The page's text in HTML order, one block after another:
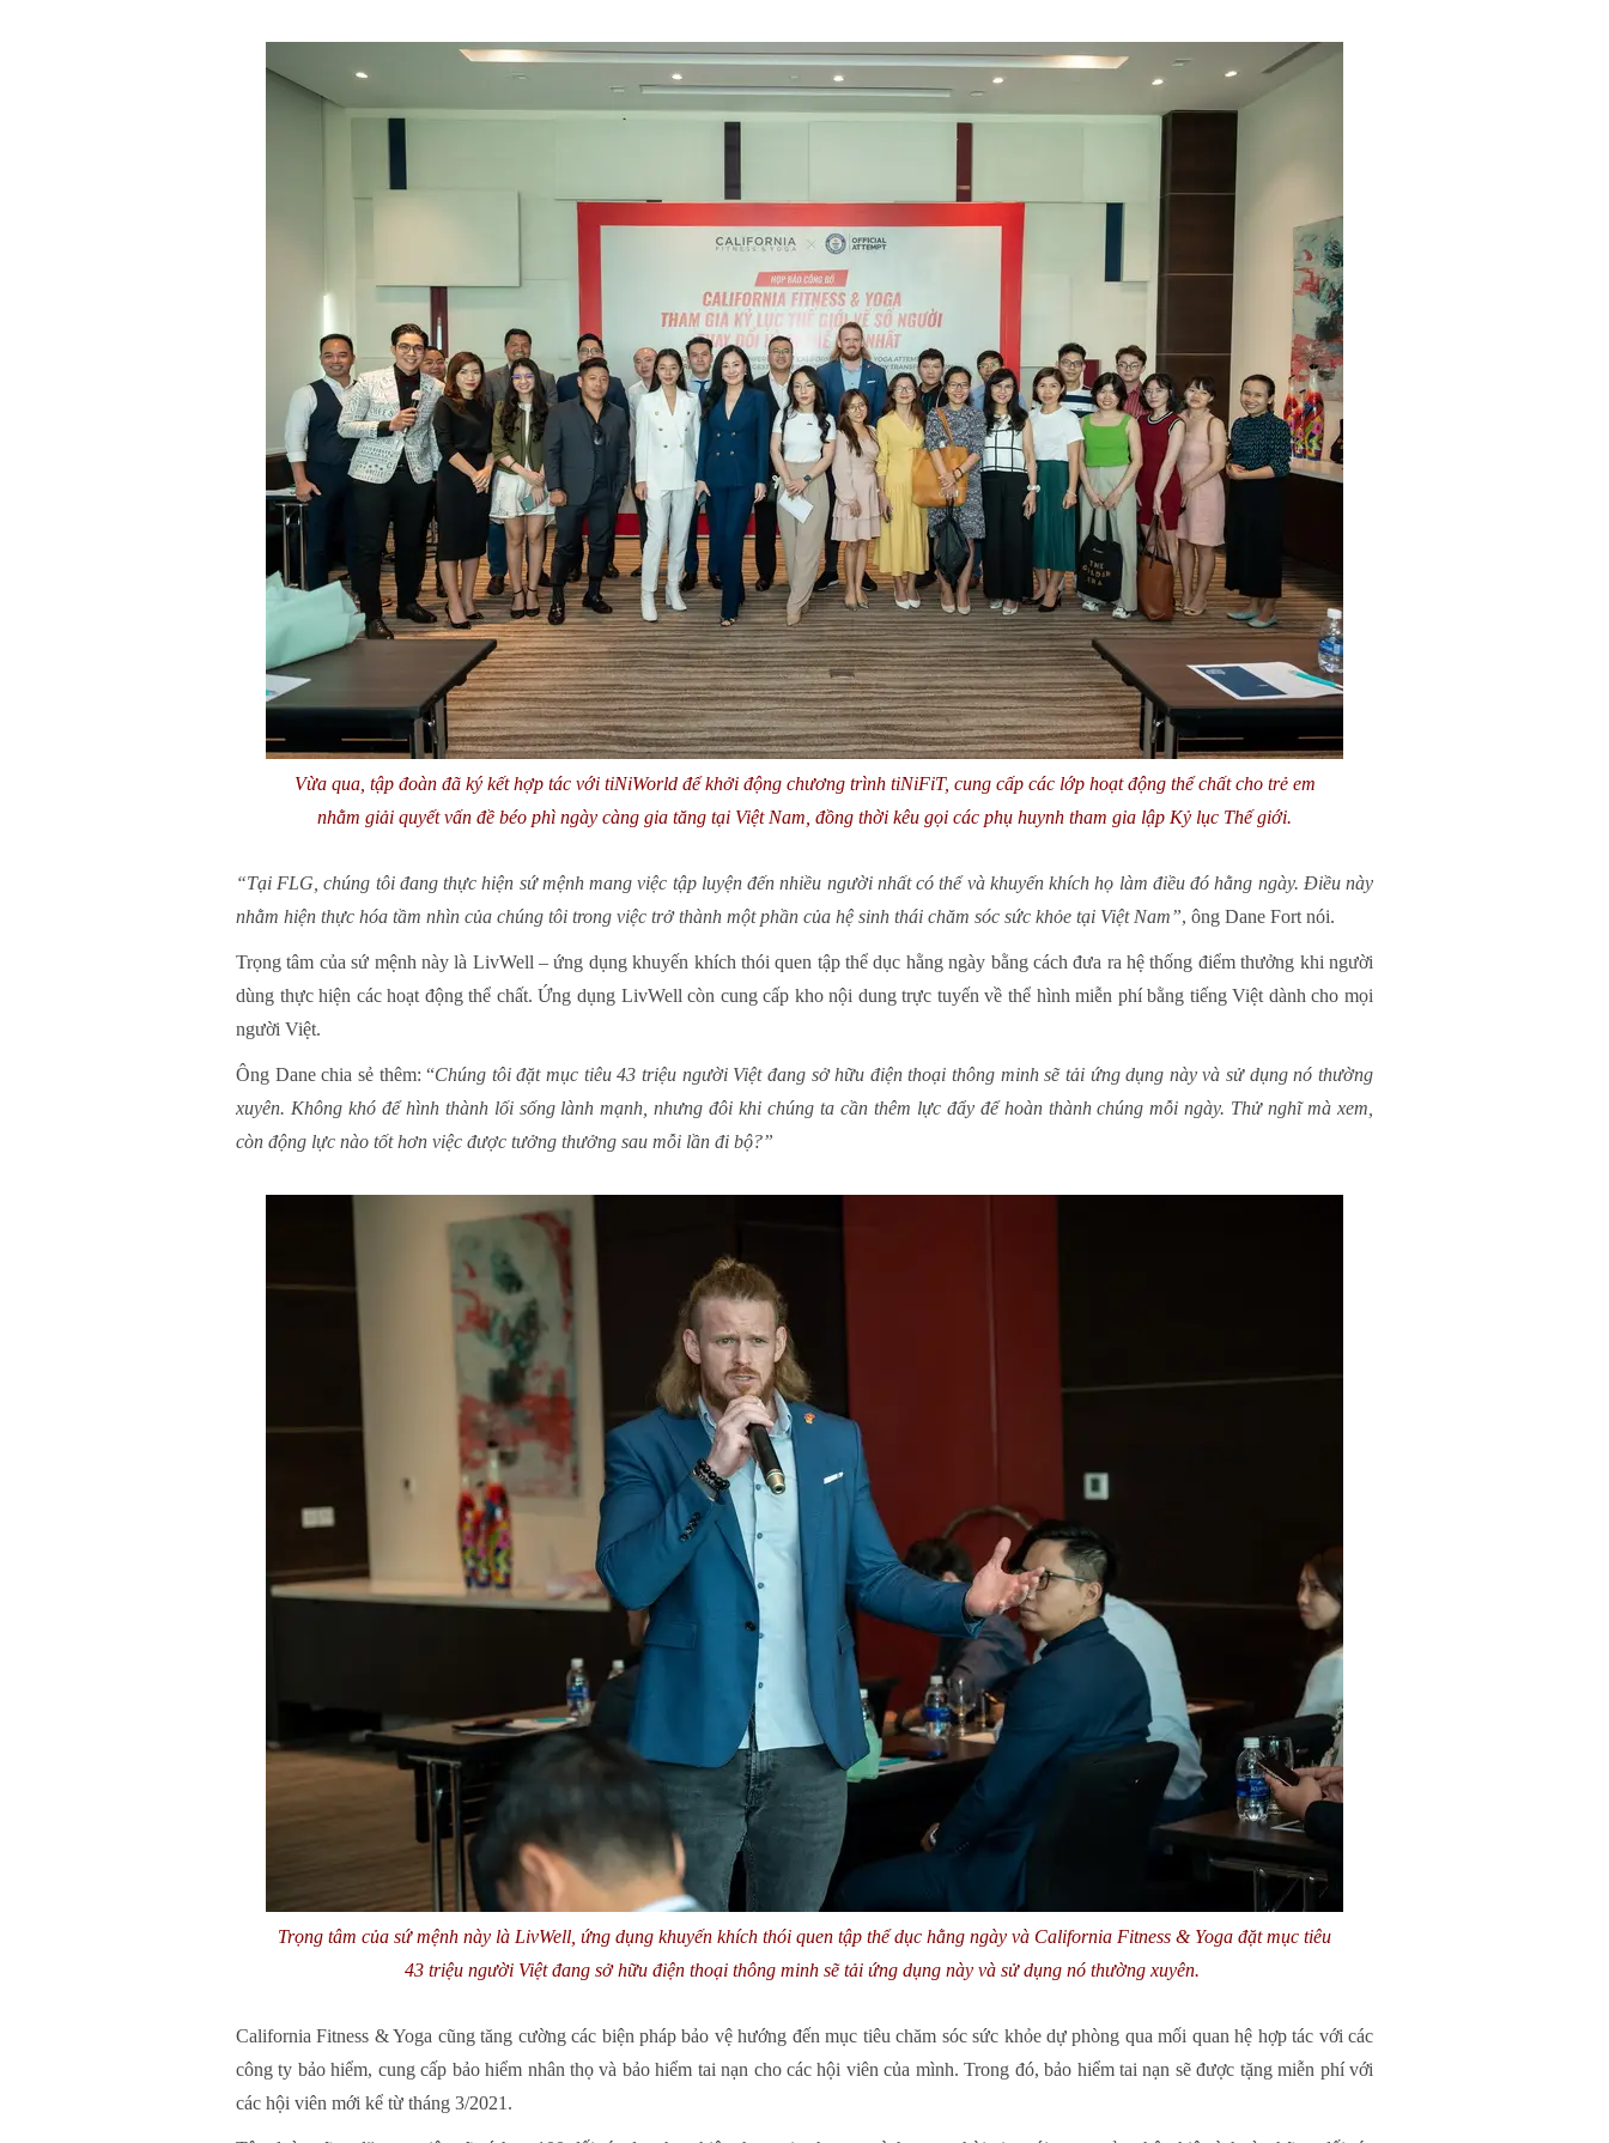
Vừa qua, tập đoàn đã ký kết hợp tác với tiNiWorld để khởi động chương trình tiNiFiT, cung cấp các lớp hoạt động thể chất cho trẻ em
nhằm giải quyết vấn đề béo phì ngày càng gia tăng tại Việt Nam, đồng thời kêu gọi các phụ huynh tham gia lập Kỷ lục Thế giới.
“Tại FLG, chúng tôi đang thực hiện sứ mệnh mang việc tập luyện đến nhiều người nhất có thể và khuyến khích họ làm điều đó hằng ngày. Điều này
nhằm hiện thực hóa tầm nhìn của chúng tôi trong việc trở thành một phần của hệ sinh thái chăm sóc sức khỏe tại Việt Nam”, ông Dane Fort nói.
Trọng tâm của sứ mệnh này là LivWell – ứng dụng khuyến khích thói quen tập thể dục hằng ngày bằng cách đưa ra hệ thống điểm thưởng khi người
dùng thực hiện các hoạt động thể chất. Ứng dụng LivWell còn cung cấp kho nội dung trực tuyến về thể hình miễn phí bằng tiếng Việt dành cho mọi
người Việt.
Ông Dane chia sẻ thêm: “Chúng tôi đặt mục tiêu 43 triệu người Việt đang sở hữu điện thoại thông minh sẽ tải ứng dụng này và sử dụng nó thường
xuyên. Không khó để hình thành lối sống lành mạnh, nhưng đôi khi chúng ta cần thêm lực đẩy để hoàn thành chúng mỗi ngày. Thử nghĩ mà xem,
còn động lực nào tốt hơn việc được tưởng thưởng sau mỗi lần đi bộ?”
Trọng tâm của sứ mệnh này là LivWell, ứng dụng khuyến khích thói quen tập thể dục hằng ngày và California Fitness & Yoga đặt mục tiêu
43 triệu người Việt đang sở hữu điện thoại thông minh sẽ tải ứng dụng này và sử dụng nó thường xuyên.
California Fitness & Yoga cũng tăng cường các biện pháp bảo vệ hướng đến mục tiêu chăm sóc sức khỏe dự phòng qua mối quan hệ hợp tác với các
công ty bảo hiểm, cung cấp bảo hiểm nhân thọ và bảo hiểm tai nạn cho các hội viên của mình. Trong đó, bảo hiểm tai nạn sẽ được tặng miễn phí với
các hội viên mới kể từ tháng 3/2021.